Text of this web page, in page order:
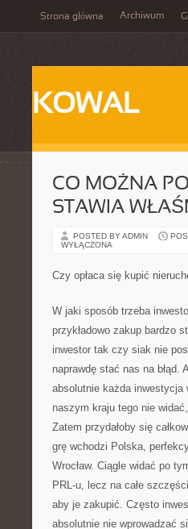
Strona główna Archiwum
KOWAL
CO MOŻNA
STAWIA
POSTED BY ADMIN
WYŁĄCZONA
Czy opłaca się kupić
W jaki sposób trzeba
przykładowo zakup bardzo
inwestor tak czy siak nie
naprawdę stać nas na błąd.
absolutnie każda inwestycja
naszym kraju tego nie
Zatem przydałoby się
grę wchodzi Polska,
Wrocław. Ciągle widać po
PRL-u, lecz na całe
aby je zakupić. Często
absolutnie nie wprowadzać